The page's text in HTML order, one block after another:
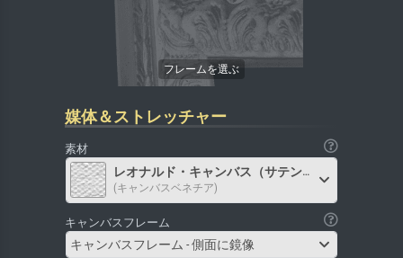
媒体＆ストレッチャー
素材
レオナルド・キャンバス（サテン）
(キャンバスベネチア)
キャンバスフレーム
キャンバスフレーム - 側面に鏡像